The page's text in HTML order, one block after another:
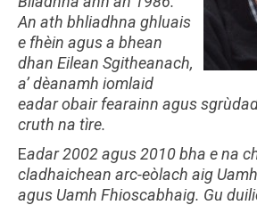
An ath bhliadhna ghluais
e fhèin agus a bhean
dhan Eilean Sgitheanach,
a’ dèanamh iomlaid
eadar obair fearainn agus
cruth na tìre.
Eadar 2002 agus 2010 bha e na
cladhaichean arc-eòlach aig
agus Uamh Fhioscabhaig. Gu